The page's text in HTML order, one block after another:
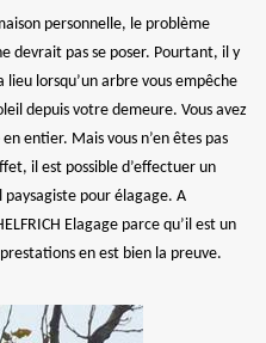
personnelle, le problème
devrait pas se poser. Pourtant, il y
lorsqu’un arbre vous empêche
depuis votre demeure. Vous avez
entier. Mais vous n’en êtes pas
il est possible d’effectuer un
paysagiste pour élagage. A
Elagage parce qu’il est un
en est bien la preuve.